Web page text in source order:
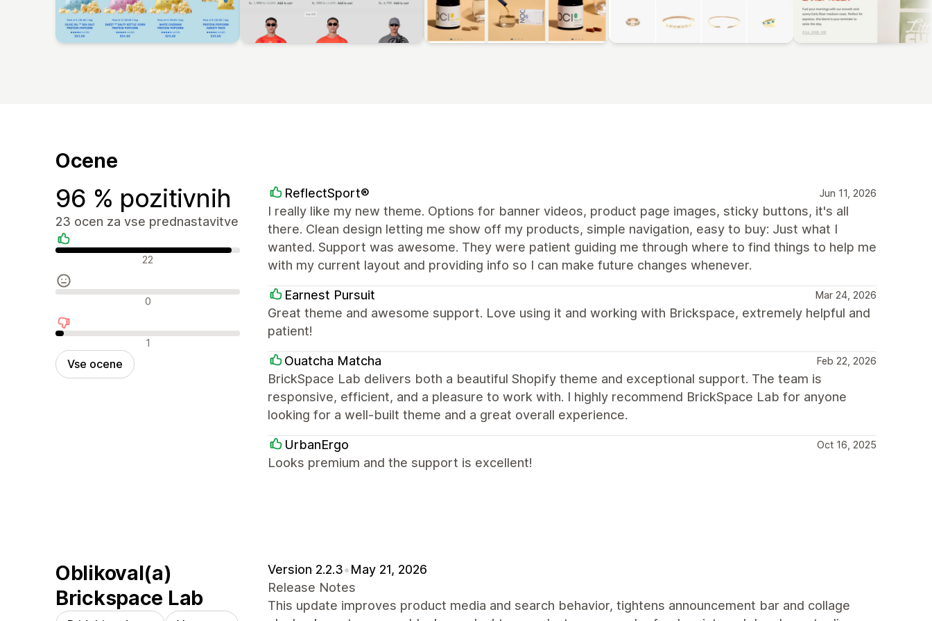
Ocene
96 % pozitivnih
23 ocen za vse prednastavitve
Pozitivne ocene 22
Nevtralne ocene 0
Negativne ocene 1
Vse ocene
ReflectSport® Jun 11, 2026
I really like my new theme. Options for banner videos, product page images, sticky buttons, it's all
there. Clean design letting me show off my products, simple navigation, easy to buy: Just what I
wanted. Support was awesome. They were patient guiding me through where to find things to help me
with my current layout and providing info so I can make future changes whenever.
Earnest Pursuit Mar 24, 2026
Great theme and awesome support. Love using it and working with Brickspace, extremely helpful and
patient!
Ouatcha Matcha Feb 22, 2026
BrickSpace Lab delivers both a beautiful Shopify theme and exceptional support. The team is
responsive, efficient, and a pleasure to work with. I highly recommend BrickSpace Lab for anyone
looking for a well-built theme and a great overall experience.
UrbanErgo Oct 16, 2025
Looks premium and the support is excellent!
Oblikoval(a)
Brickspace Lab
Version 2.2.3•May 21, 2026
Release Notes
This update improves product media and search behavior, tightens announcement bar and collage